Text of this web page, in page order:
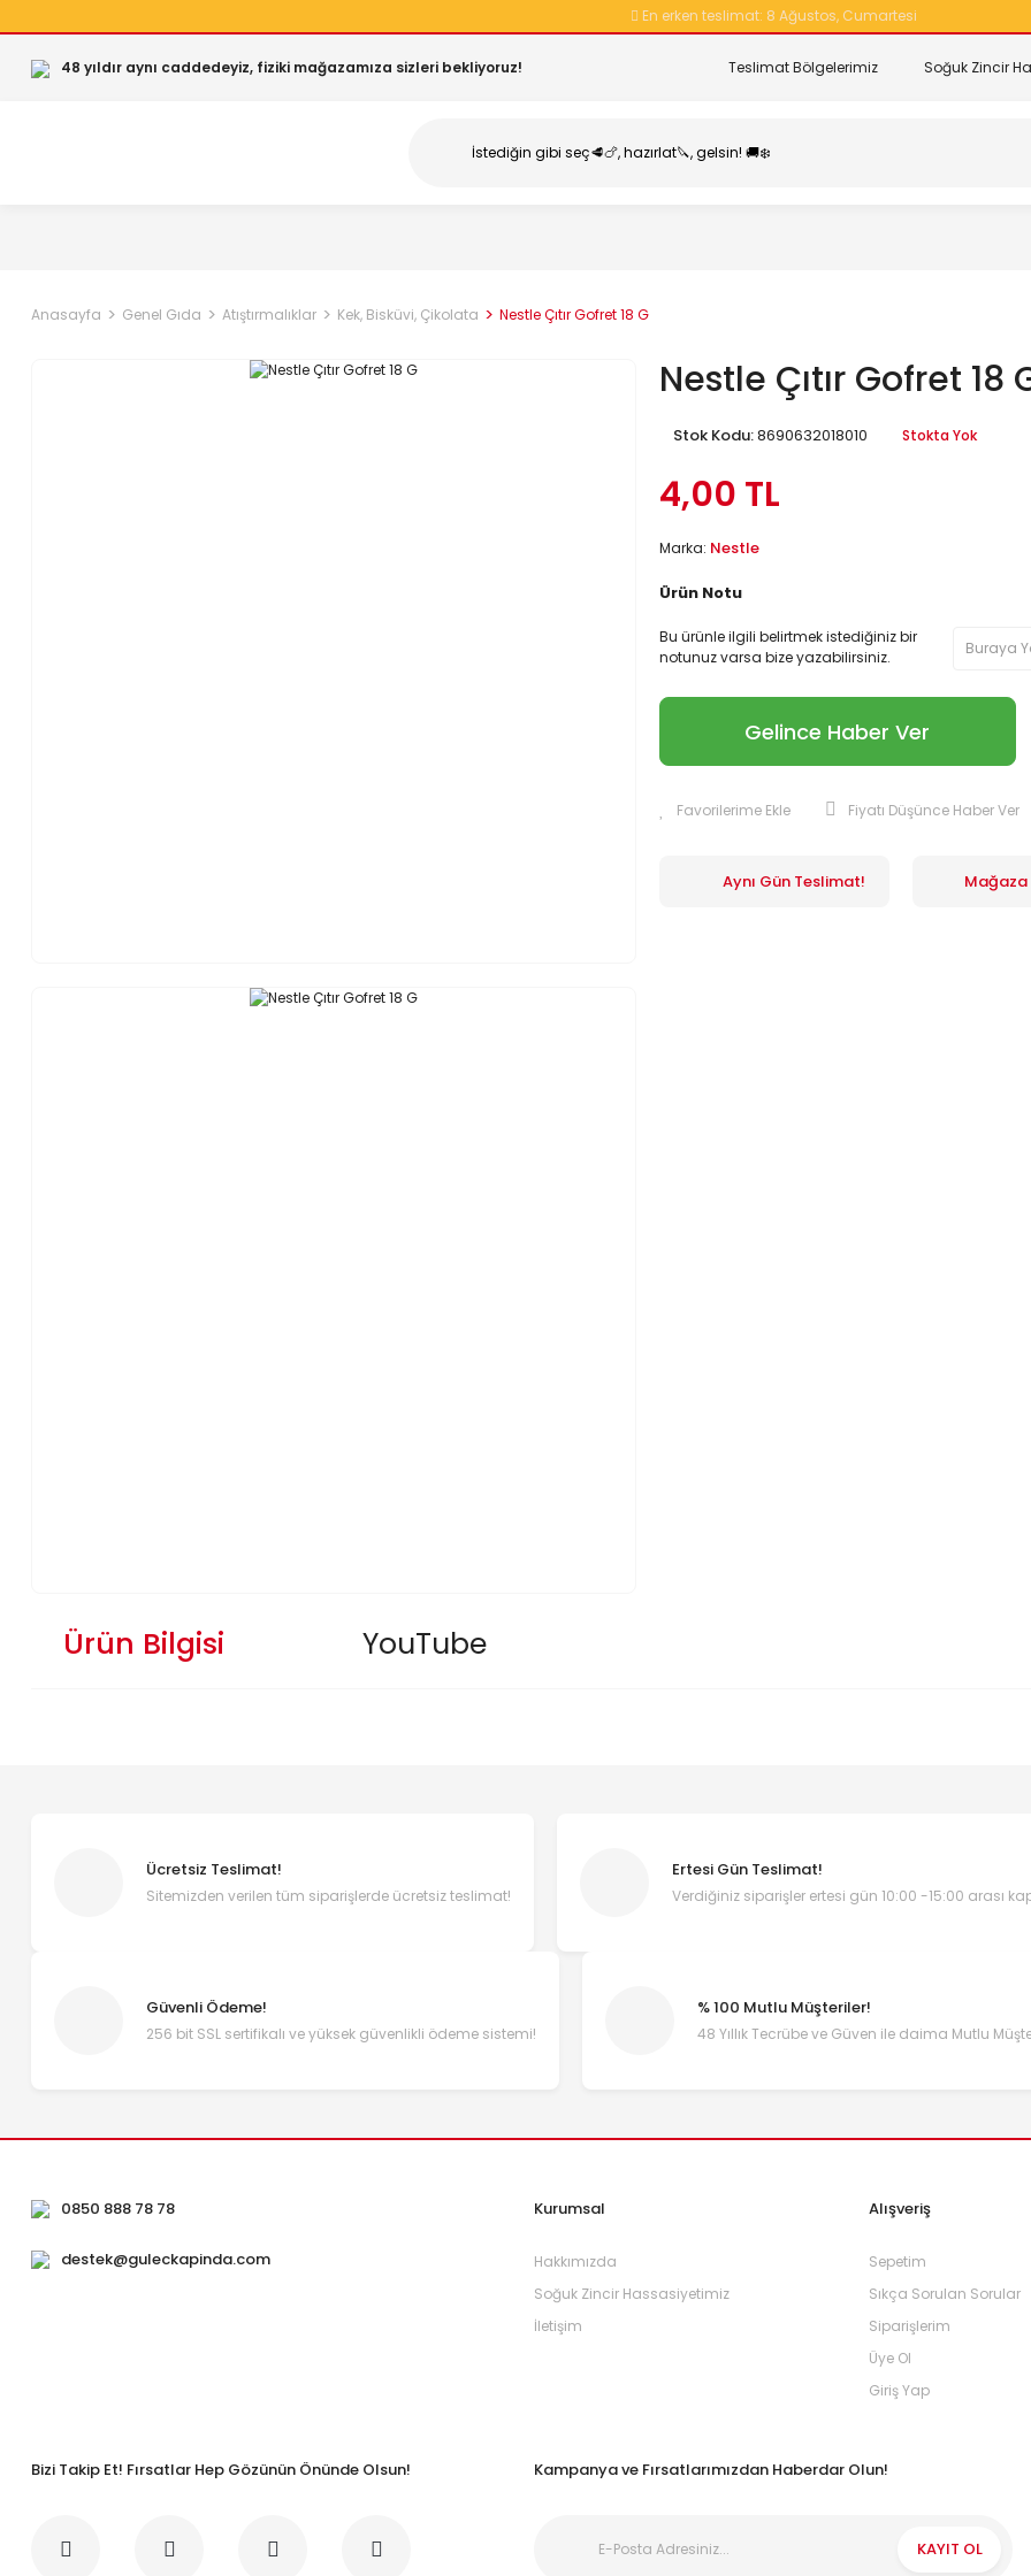
En erken teslimat: 8 Ağustos, Cumartesi
48 yıldır aynı caddedeyiz, fiziki mağazamıza sizleri bekliyoruz! Teslimat Bölgelerimiz Soğuk Zincir
Anasayfa Genel Gıda Atıştırmalıklar Kek, Bisküvi, Çikolata Nestle Çıtır Gofret 18 G
Nestle Çıtır Gofret 18
Stok Kodu:8690632018010 Stokta Yok
4,00 TL
Marka: Nestle
Ürün Notu
Bu ürünle ilgili belirtmek istediğiniz bir
notunuz varsa bize yazabilirsiniz.
Gelince Haber Ver
Fiyatı Düşünce Haber Ver
Aynı Gün Teslimat! Mağaza
Ürün Bilgisi YouTube
Ücretsiz Teslimat!
Sitemizden verilen tüm siparişlerde ücretsiz teslimat!
Ertesi Gün Teslimat!
Verdiğiniz siparişler ertesi gün 10:00 -15:00 arası
Güvenli Ödeme!
256 bit SSL sertifikalı ve yüksek güvenlikli ödeme sistemi!
% 100 Mutlu Müşteriler!
48 Yıllık Tecrübe ve Güven ile daima Mutlu
0850 888 78 78
destek@guleckapinda.com
Kurumsal
Hakkımızda
Soğuk Zincir Hassasiyetimiz
İletişim
Alışveriş
Sepetim
Sıkça Sorulan Sorular
Siparişlerim
Üye Ol
Giriş Yap
Bizi Takip Et! Fırsatlar Hep Gözünün Önünde Olsun! Kampanya ve Fırsatlarımızdan Haberdar Olun!
KAYIT OL